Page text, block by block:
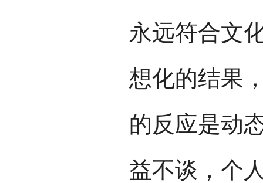
永远符合文
想化的结果
的反应是动
益不谈，个